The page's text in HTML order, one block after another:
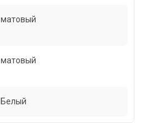
матовый
матовый
Белый